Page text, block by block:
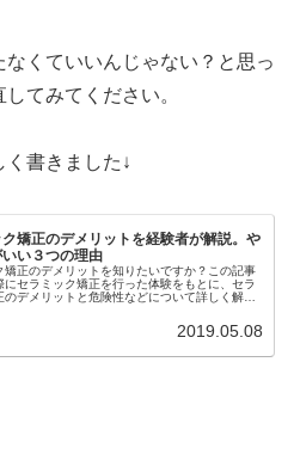
くていいんじゃない？と思っ
てみてください。
書きました↓
矯正のデメリットを経験者が解説。や
い３つの理由
矯正のデメリットを知りたいですか？この記事
にセラミック矯正を行った体験をもとに、セラ
のデメリットと危険性などについて詳しく解説
2019.05.08